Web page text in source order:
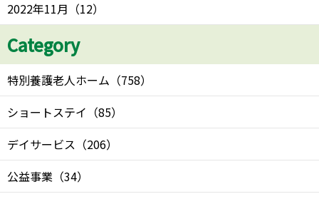
2022年11月 （12）
Category
特別養護老人ホーム （758）
ショートステイ （85）
デイサービス （206）
公益事業 （34）